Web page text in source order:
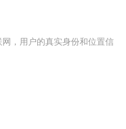
，用户的真实身份和位置信